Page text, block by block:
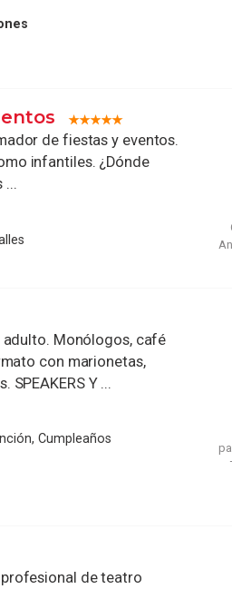
de fiestas y eventos.
infantiles. ¿Dónde
...
Monólogos, café
con marionetas,
Y ...
Cumpleaños
de teatro